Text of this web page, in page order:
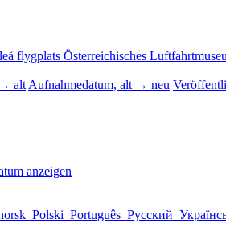
flygplats Österreichisches
→ alt Aufnahmedatum, alt → neu
anzeigen
Polski Português Русский